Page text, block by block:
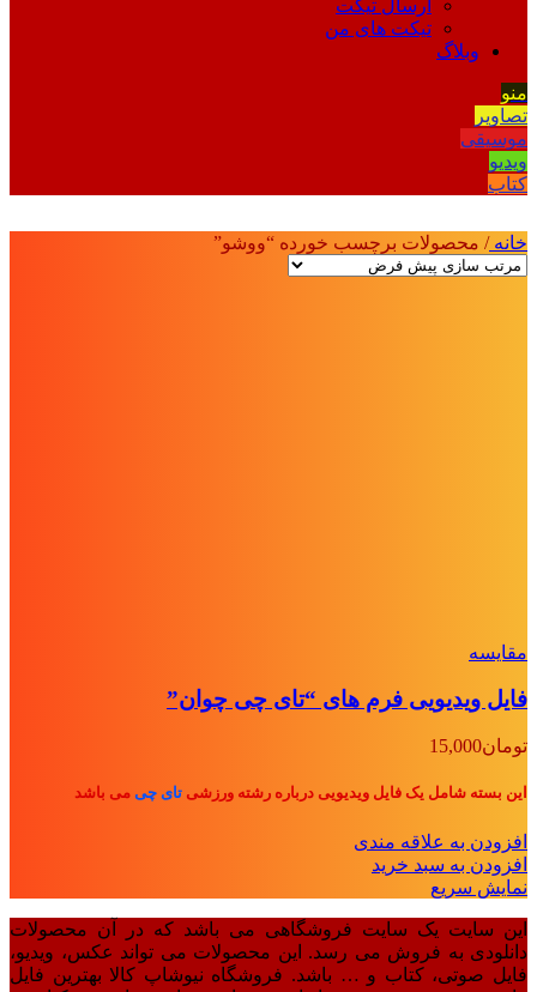
ارسال تیکت
تیکت های من
وبلاگ
منو
تصاویر
موسیقی
ویدیو
کتاب
خانه/ محصولات برچسب خورده “ووشو”
مقايسه
فایل ویدیویی فرم های “تای چی چوان”
تومان15,000
این بسته شامل یک فایل ویدیویی درباره رشته ورزشی تای چی می باشد
افزودن به علاقه مندی
افزودن به سبد خرید
نمایش سریع
این سایت یک سایت فروشگاهی می باشد که در آن محصولات
دانلودی به فروش می رسد. این محصولات می تواند عکس، ویدیو،
فایل صوتی، کتاب و … باشد. فروشگاه نیوشاپ کالا بهترین فایل